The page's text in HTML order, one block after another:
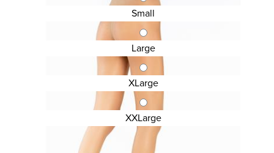
Small
Large
XLarge
XXLarge